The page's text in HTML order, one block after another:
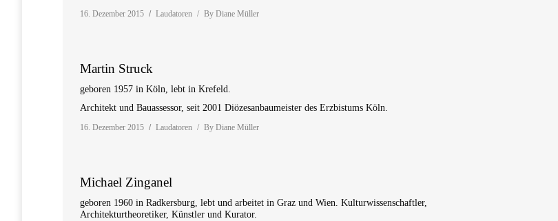
16. Dezember 2015 Laudatoren By Diane Müller
Martin Struck
geboren 1957 in Köln, lebt in Krefeld.
Architekt und Bauassessor, seit 2001 Diözesanbaumeister des Erzbistums Köln.
16. Dezember 2015 Laudatoren By Diane Müller
Michael Zinganel
geboren 1960 in Radkersburg, lebt und arbeitet in Graz und Wien. Kulturwissenschaftler,
Architekturtheoretiker, Künstler und Kurator.